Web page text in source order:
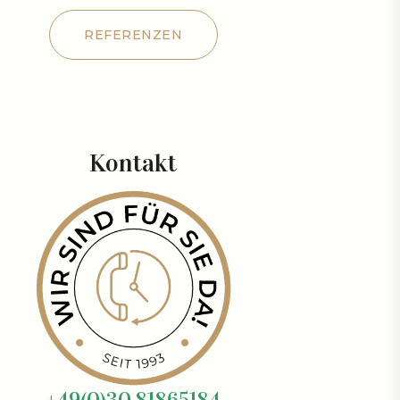
REFERENZEN
REFERENZEN
Kontakt